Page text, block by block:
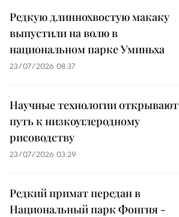
Редкую длиннохвостую макаку
выпустили на волю в
национальном парке Уминьха
23/07/2026 08:37
Научные технологии открывают
путь к низкоуглеродному
рисоводству
23/07/2026 03:29
Редкий примат передан в
Национальный парк Фонгня -